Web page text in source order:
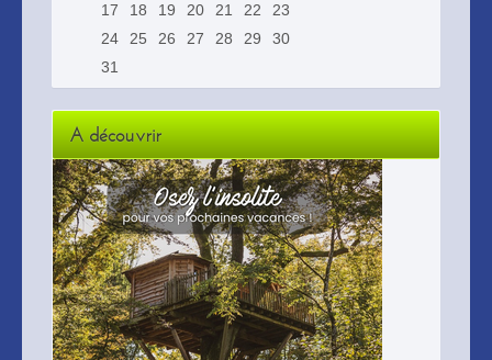
17
18 19 20 21 22
23
24
25 26 27 28 29
30
31
A découvrir